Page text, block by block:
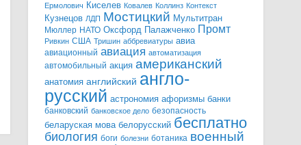
Ермолович Киселев Ковалев Коллинз Контекст
Кузнецов ЛДП Мостицкий Мультитран
Мюллер НАТО Оксфорд Палажченко Промт
Ривкин США Тришин аббревиатуры авиа
авиационный авиация автоматизация
автомобильный акция американский
анатомия английский англо-
русский астрономия афоризмы банки
банковский банковское дело безопасность
беларуская мова белорусский бесплатно
биология боги болезни ботаника военный